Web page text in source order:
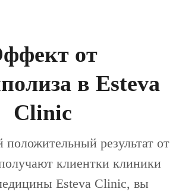
от
в Esteva
Clinic
положительный результат от
клиентки клиники
Esteva Clinic, вы